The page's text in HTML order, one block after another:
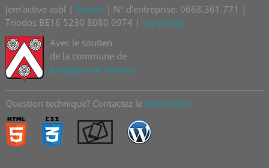
Jem'active asbl | Statuts| N° d'entreprise: 0668.361.771 |
Triodos BE16 5230 8080 0974 | Vie privée
Avec le soutien
de la commune de
Jemeppe-sur-Sambre
Question technique? Contactez le webmaster